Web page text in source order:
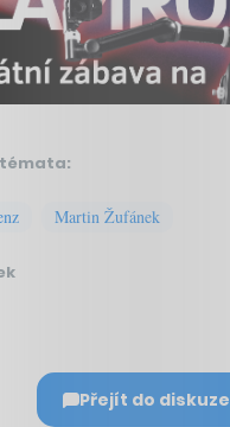
Martin Žufánek
Přejít do diskuze